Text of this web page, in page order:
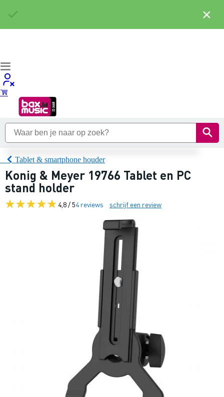
Tablet & smartphone houder
Konig & Meyer 19766 Tablet en PC
stand holder
4,8 / 54 reviews schrijf een review
×